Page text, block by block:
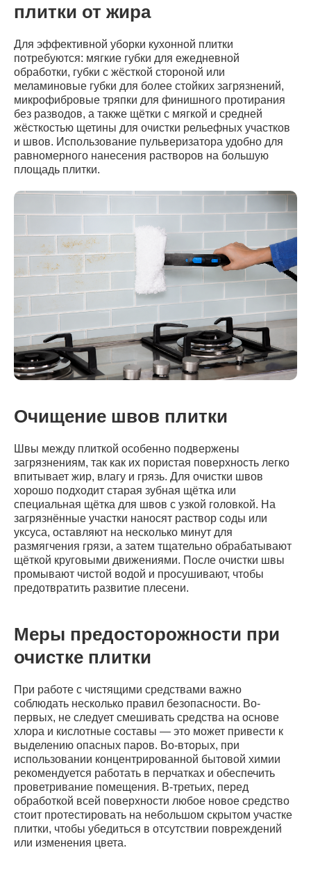
плитки от жира
Для эффективной уборки кухонной плитки
потребуются: мягкие губки для ежедневной
обработки, губки с жёсткой стороной или
меламиновые губки для более стойких загрязнений,
микрофибровые тряпки для финишного протирания
без разводов, а также щётки с мягкой и средней
жёсткостью щетины для очистки рельефных участков
и швов. Использование пульверизатора удобно для
равномерного нанесения растворов на большую
площадь плитки.
Очищение швов плитки
Швы между плиткой особенно подвержены
загрязнениям, так как их пористая поверхность легко
впитывает жир, влагу и грязь. Для очистки швов
хорошо подходит старая зубная щётка или
специальная щётка для швов с узкой головкой. На
загрязнённые участки наносят раствор соды или
уксуса, оставляют на несколько минут для
размягчения грязи, а затем тщательно обрабатывают
щёткой круговыми движениями. После очистки швы
промывают чистой водой и просушивают, чтобы
предотвратить развитие плесени.
Меры предосторожности при
очистке плитки
При работе с чистящими средствами важно
соблюдать несколько правил безопасности. Во-
первых, не следует смешивать средства на основе
хлора и кислотные составы — это может привести к
выделению опасных паров. Во-вторых, при
использовании концентрированной бытовой химии
рекомендуется работать в перчатках и обеспечить
проветривание помещения. В-третьих, перед
обработкой всей поверхности любое новое средство
стоит протестировать на небольшом скрытом участке
плитки, чтобы убедиться в отсутствии повреждений
или изменения цвета.